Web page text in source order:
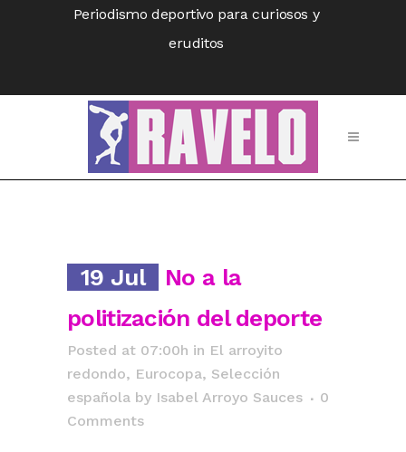
Periodismo deportivo para curiosos y
eruditos
19 Jul
No a la
politización del deporte
Posted at 07:00h in El arroyito
redondo, Eurocopa, Selección
española by Isabel Arroyo Sauces
0
Comments